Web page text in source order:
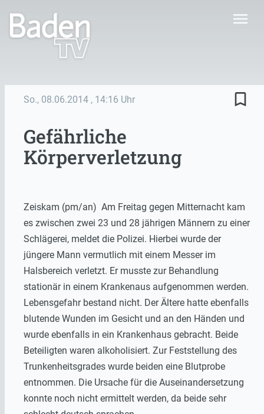
menu
So., 08.06.2014 , 14:16 Uhr bookmark_border
Gefährliche
Körperverletzung
Zeiskam (pm/an) Am Freitag gegen Mitternacht kam
es zwischen zwei 23 und 28 jährigen Männern zu einer
Schlägerei, meldet die Polizei. Hierbei wurde der
jüngere Mann vermutlich mit einem Messer im
Halsbereich verletzt. Er musste zur Behandlung
stationär in einem Krankenaus aufgenommen werden.
Lebensgefahr bestand nicht. Der Ältere hatte ebenfalls
blutende Wunden im Gesicht und an den Händen und
wurde ebenfalls in ein Krankenhaus gebracht. Beide
Beteiligten waren alkoholisiert. Zur Feststellung des
Trunkenheitsgrades wurde beiden eine Blutprobe
entnommen. Die Ursache für die Auseinandersetzung
konnte noch nicht ermittelt werden, da beide sehr